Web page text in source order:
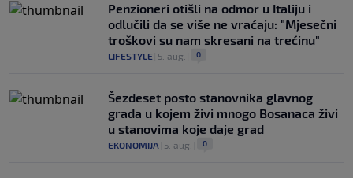
Penzioneri otišli na odmor u Italiju i
odlučili da se više ne vraćaju: "Mjesečni
troškovi su nam skresani na trećinu"
LIFESTYLE 5. aug. 0
Šezdeset posto stanovnika glavnog
grada u kojem živi mnogo Bosanaca živi
u stanovima koje daje grad
EKONOMIJA 5. aug. 0